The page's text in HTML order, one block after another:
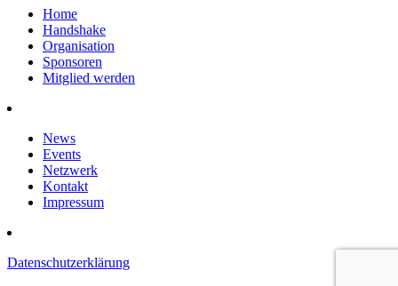
Home
Handshake
Organisation
Sponsoren
Mitglied werden
News
Events
Netzwerk
Kontakt
Impressum
Datenschutzerklärung